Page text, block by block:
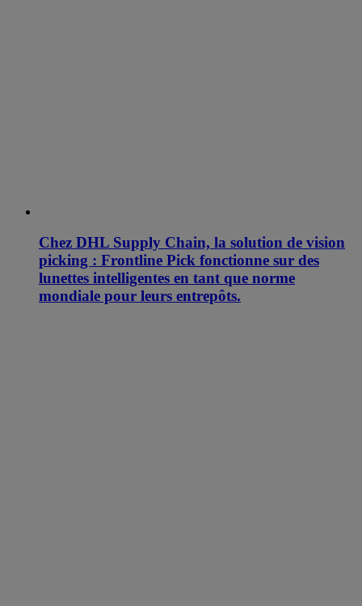
Chez DHL Supply Chain, la solution de vision
picking : Frontline Pick fonctionne sur des
lunettes intelligentes en tant que norme
mondiale pour leurs entrepôts.